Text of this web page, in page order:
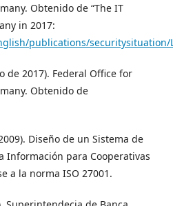
Obtenido de “The IT
in 2017:
publications/securitysituation/
de 2017). Federal Office for
Obtenido de
Diseño de un Sistema de
Información para Cooperativas
a la norma ISO 27001.